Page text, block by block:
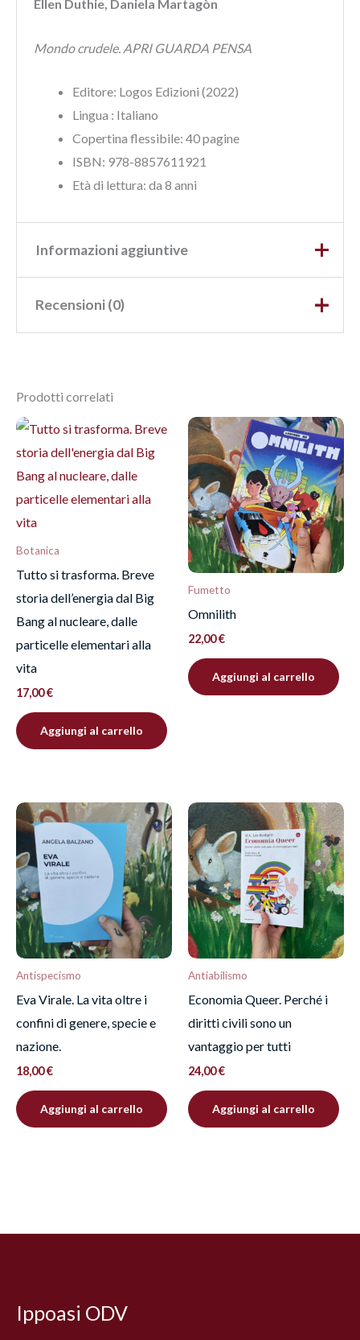
Ellen Duthie, Daniela Martagòn
Mondo crudele. APRI GUARDA PENSA
Editore: Logos Edizioni (2022)
Lingua :‎ Italiano
Copertina flessibile: ‎40 pagine
ISBN‏: ‎978-8857611921
Età di lettura: da 8 anni
Informazioni aggiuntive
Peso
Recensioni (0)
Recensisci per primo
“Mondo crudele. APRI
GUARDA PENSA”
Devieffettuare l’accessoper pubblicare una
Prodotti correlati
Botanica
Tutto si trasforma. Breve
storia dell’energia dal Big
Bang al nucleare, dalle
particelle elementari alla
vita
17,00€
Aggiungi al carrello
Fumetto
Omnilith
22,00€
Aggiungi al carrello
Antispecismo
Eva Virale. La vita oltre i
confini di genere, specie e
nazione.
18,00€
Aggiungi al carrello
Antiabilismo
Economia Queer. Perché i
diritti civili sono un
vantaggio per tutti
24,00€
Aggiungi al carrello
Ippoasi ODV